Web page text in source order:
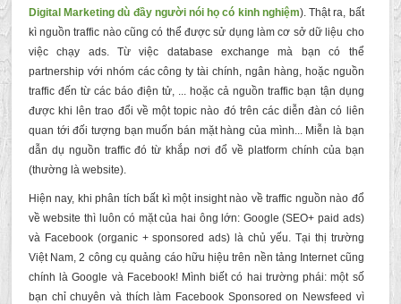
Digital Marketing dù đầy người nói họ có kinh nghiệm). Thật ra, bất
kì nguồn traffic nào cũng có thể được sử dụng làm cơ sở dữ liệu cho
việc chạy ads. Từ việc database exchange mà bạn có thể
partnership với nhóm các công ty tài chính, ngân hàng, hoặc nguồn
traffic đến từ các báo điện tử, ... hoặc cả nguồn traffic bạn tận dụng
được khi lên trao đổi về một topic nào đó trên các diễn đàn có liên
quan tới đối tượng bạn muốn bán mặt hàng của mình... Miễn là bạn
dẫn dụ nguồn traffic đó từ khắp nơi đổ về platform chính của bạn
(thường là website).
Hiện nay, khi phân tích bất kì một insight nào về traffic nguồn nào đổ
về website thì luôn có mặt của hai ông lớn: Google (SEO+ paid ads)
và Facebook (organic + sponsored ads) là chủ yếu. Tại thị trường
Việt Nam, 2 công cụ quảng cáo hữu hiệu trên nền tảng Internet cũng
chính là Google và Facebook! Mình biết có hai trường phái: một số
bạn chỉ chuyên và thích làm Facebook Sponsored on Newsfeed vì